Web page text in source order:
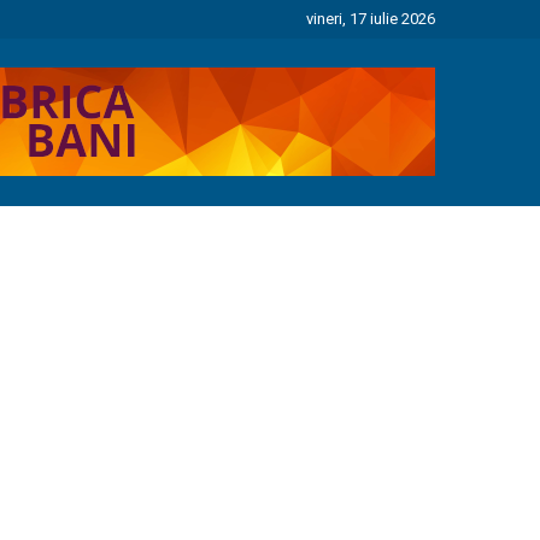
vineri, 17 iulie 2026